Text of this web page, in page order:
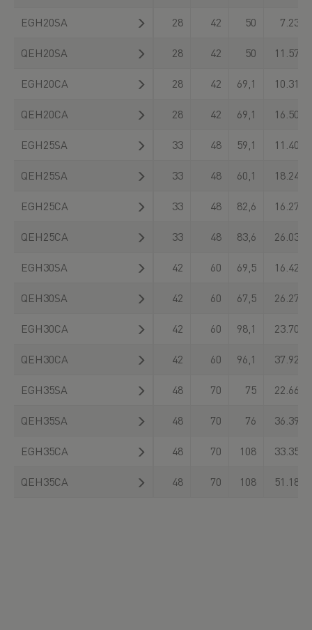
EGH20SA 28 42 50 7.230
QEH20SA 28 42 50 11.570
EGH20CA 28 42 69,1 10.310
QEH20CA 28 42 69,1 16.500
EGH25SA 33 48 59,1 11.400
QEH25SA 33 48 60,1 18.240
EGH25CA 33 48 82,6 16.270
QEH25CA 33 48 83,6 26.030
EGH30SA 42 60 69,5 16.420
QEH30SA 42 60 67,5 26.270
EGH30CA 42 60 98,1 23.700
QEH30CA 42 60 96,1 37.920
EGH35SA 48 70 75 22.660
QEH35SA 48 70 76 36.390
EGH35CA 48 70 108 33.350
QEH35CA 48 70 108 51.180